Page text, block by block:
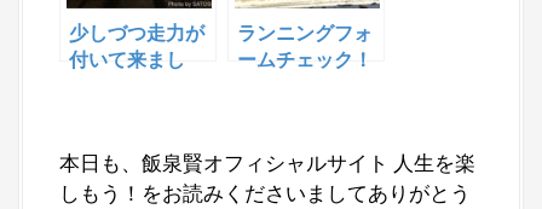
少しづつ走力が
付いて来まし
ランニングフォ
ームチェック！
本日も、飯泉賢オフィシャルサイト 人生を楽
しもう！をお読みくださいましてありがとう